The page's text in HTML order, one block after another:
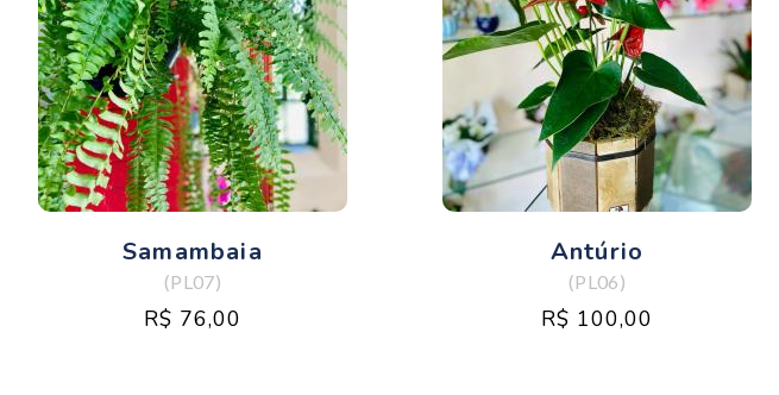
Samambaia
(PL07)
R$ 76,00
Antúrio
(PL06)
R$ 100,00